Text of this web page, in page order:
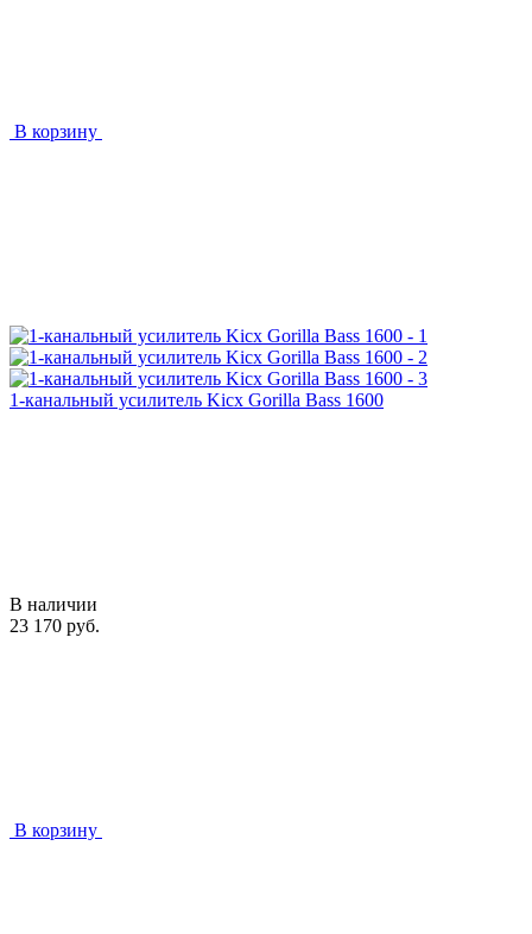
В корзину
1-канальный усилитель Kicx Gorilla Bass 1600
В наличии
23 170 руб.
В корзину